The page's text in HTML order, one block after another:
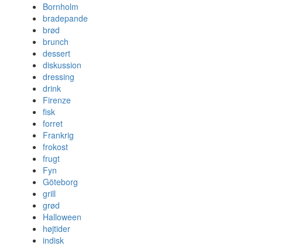
Bornholm
bradepande
brød
brunch
dessert
diskussion
dressing
drink
Firenze
fisk
forret
Frankrig
frokost
frugt
Fyn
Göteborg
grill
grød
Halloween
højtider
indisk